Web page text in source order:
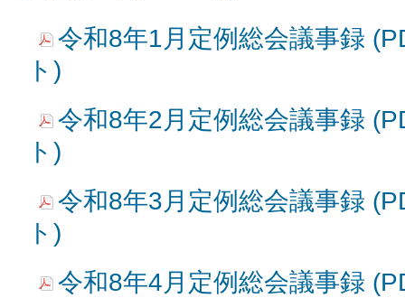
令和8年1月定例総会議事録
ト)
令和8年2月定例総会議事録
ト)
令和8年3月定例総会議事録
ト)
令和8年4月定例総会議事録